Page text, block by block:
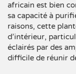
africain est bien
sa capacité à
raisons, cette
d’intérieur,
éclairés par des
difficile de réunir